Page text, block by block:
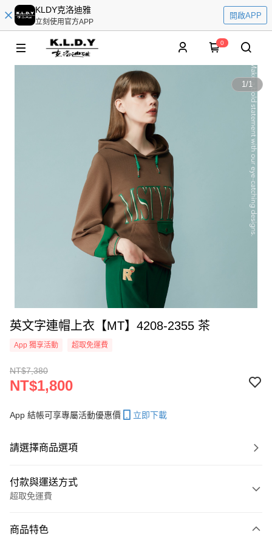
KLDY克洛迪雅
立刻使用官方APP
開啟APP
0
1/1
英文字連帽上衣【MT】4208-2355 茶
App 獨享活動 超取免運費
NT$7,380
NT$1,800
App 結帳可享專屬活動優惠價 立即下載
請選擇商品選項
付款與運送方式
超取免運費
信用卡一次付款
商品特色